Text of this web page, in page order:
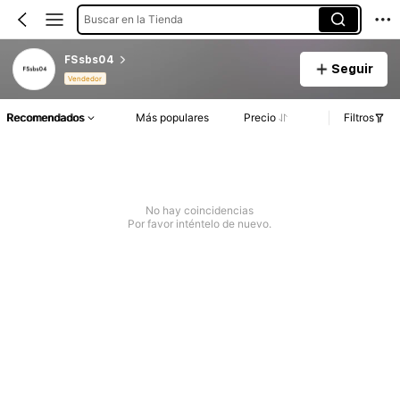
Buscar en la Tienda
FSsbs04
Vendedor
Seguir
Recomendados Más populares Precio Filtros
No hay coincidencias
Por favor inténtelo de nuevo.